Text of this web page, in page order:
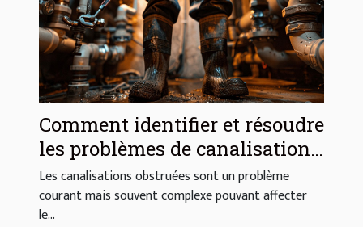
Comment identifier et résoudre
les problèmes de canalisations
obstruées
Les canalisations obstruées sont un problème
courant mais souvent complexe pouvant affecter
le...